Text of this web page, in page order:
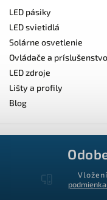
LED pásiky
LED svietidlá
Solárne osvetlenie
Ovládače a príslušenstvo
LED zdroje
Lišty a profily
Blog